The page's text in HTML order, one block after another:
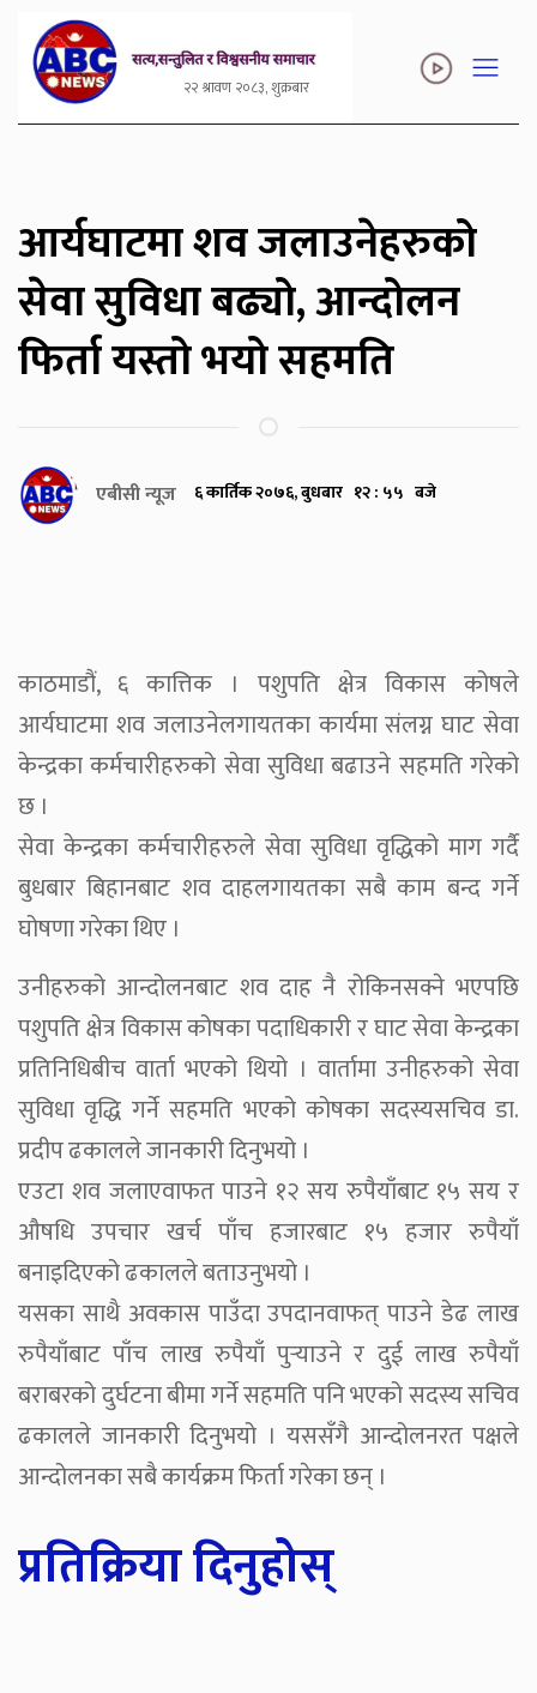
२२ श्रावण २०८३, शुक्रबार
आर्यघाटमा शव जलाउनेहरुको
सेवा सुविधा बढ्यो, आन्दोलन
फिर्ता यस्तो भयो सहमति
एबीसी न्यूज ६ कार्तिक २०७६, बुधबार १२ : ५५ बजे
काठमाडौं, ६ कात्तिक । पशुपति क्षेत्र विकास कोषले
आर्यघाटमा शव जलाउनेलगायतका कार्यमा संलग्न घाट सेवा
केन्द्रका कर्मचारीहरुको सेवा सुविधा बढाउने सहमति गरेको
छ ।
सेवा केन्द्रका कर्मचारीहरुले सेवा सुविधा वृद्धिको माग गर्दै
बुधबार बिहानबाट शव दाहलगायतका सबै काम बन्द गर्ने
घोषणा गरेका थिए ।
उनीहरुको आन्दोलनबाट शव दाह नै रोकिनसक्ने भएपछि
पशुपति क्षेत्र विकास कोषका पदाधिकारी र घाट सेवा केन्द्रका
प्रतिनिधिबीच वार्ता भएको थियो । वार्तामा उनीहरुको सेवा
सुविधा वृद्धि गर्ने सहमति भएको कोषका सदस्यसचिव डा.
प्रदीप ढकालले जानकारी दिनुभयो ।
एउटा शव जलाएवाफत पाउने १२ सय रुपैयाँबाट १५ सय र
औषधि उपचार खर्च पाँच हजारबाट १५ हजार रुपैयाँ
बनाइदिएको ढकालले बताउनुभयो ।
यसका साथै अवकास पाउँदा उपदानवाफत् पाउने डेढ लाख
रुपैयाँबाट पाँच लाख रुपैयाँ पुर्‍याउने र दुई लाख रुपैयाँ
बराबरको दुर्घटना बीमा गर्ने सहमति पनि भएको सदस्य सचिव
ढकालले जानकारी दिनुभयो । यससँगै आन्दोलनरत पक्षले
आन्दोलनका सबै कार्यक्रम फिर्ता गरेका छन् ।
प्रतिक्रिया दिनुहोस्